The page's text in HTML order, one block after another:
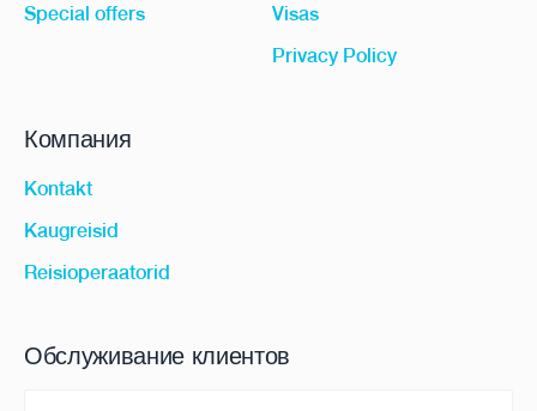
Special offers
Visas
Privacy Policy
Компания
Kontakt
Kaugreisid
Reisioperaatorid
Обслуживание клиентов